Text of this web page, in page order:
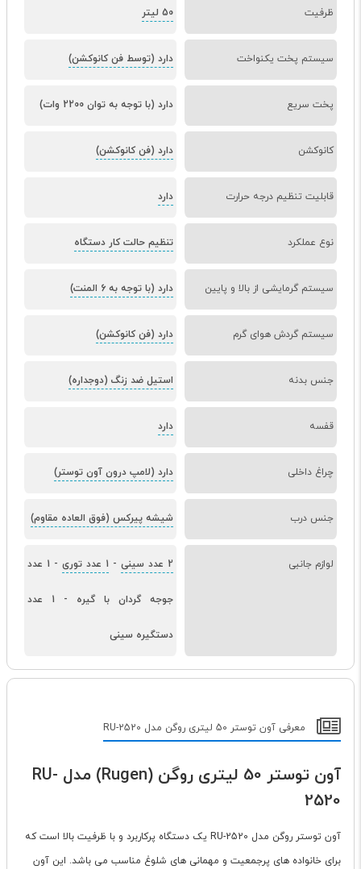
ظرفیت 50 لیتر
سیستم پخت یکنواخت دارد (توسط فن کانوکشن)
پخت سریع دارد (با توجه به توان 2200 وات)
کانوکشن دارد (فن کانوکشن)
قابلیت تنظیم درجه حرارت دارد
نوع عملکرد تنظیم حالت کار دستگاه
سیستم گرمایشی از بالا و پایین دارد (با توجه به 6 المنت)
سیستم گردش هوای گرم دارد (فن کانوکشن)
جنس بدنه استیل ضد زنگ (دوجداره)
قفسه دارد
چراغ داخلی دارد (لامپ درون آون توستر)
جنس درب شیشه پیرکس (فوق العاده مقاوم)
لوازم جانبی 2 عدد سینی - 1 عدد توری - 1 عدد
جوجه گردان با گیره - 1 عدد
دستگیره سینی
معرفی آون توستر 50 لیتری روگن مدل RU-2520
آون توستر 50 لیتری روگن (Rugen) مدل RU-
2520
آون توستر روگن مدل RU-2520 یک دستگاه پرکاربرد و با ظرفیت بالا است که
برای خانواده های پرجمعیت و مهمانی های شلوغ مناسب می باشد. این آون